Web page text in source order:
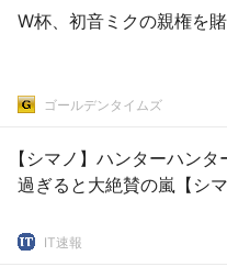
W杯、初音ミクの親権を
ゴールデンタイムズ
【シマノ】ハンターハン
過ぎると大絶賛の嵐【シマ
IT速報